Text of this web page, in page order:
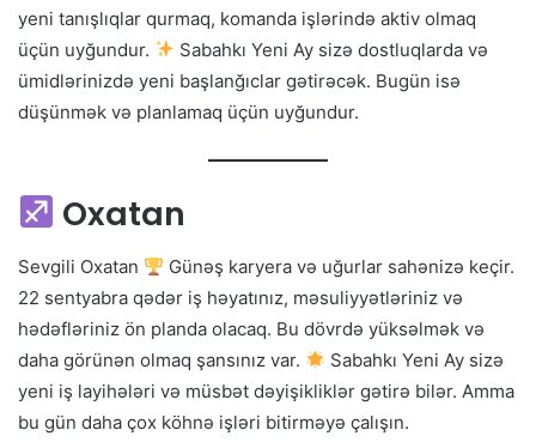
yeni tanışlıqlar qurmaq, komanda işlərində aktiv olmaq
üçün uyğundur.
Sabahkı Yeni Ay sizə dostluqlarda və
ümidlərinizdə yeni başlanğıclar gətirəcək. Bugün isə
düşünmək və planlamaq üçün uyğundur.
Oxatan
Sevgili Oxatan
Günəş karyera və uğurlar sahənizə keçir.
22 sentyabra qədər iş həyatınız, məsuliyyətləriniz və
hədəfləriniz ön planda olacaq. Bu dövrdə yüksəlmək və
daha görünən olmaq şansınız var.
Sabahkı Yeni Ay sizə
yeni iş layihələri və müsbət dəyişikliklər gətirə bilər. Amma
bu gün daha çox köhnə işləri bitirməyə çalışın.